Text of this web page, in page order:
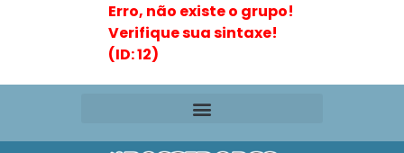
Erro, não existe o grupo!
Verifique sua sintaxe!
(ID: 12)